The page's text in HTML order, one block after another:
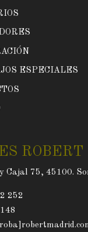
ESPECIALES
Cajal 75, 45100.
252